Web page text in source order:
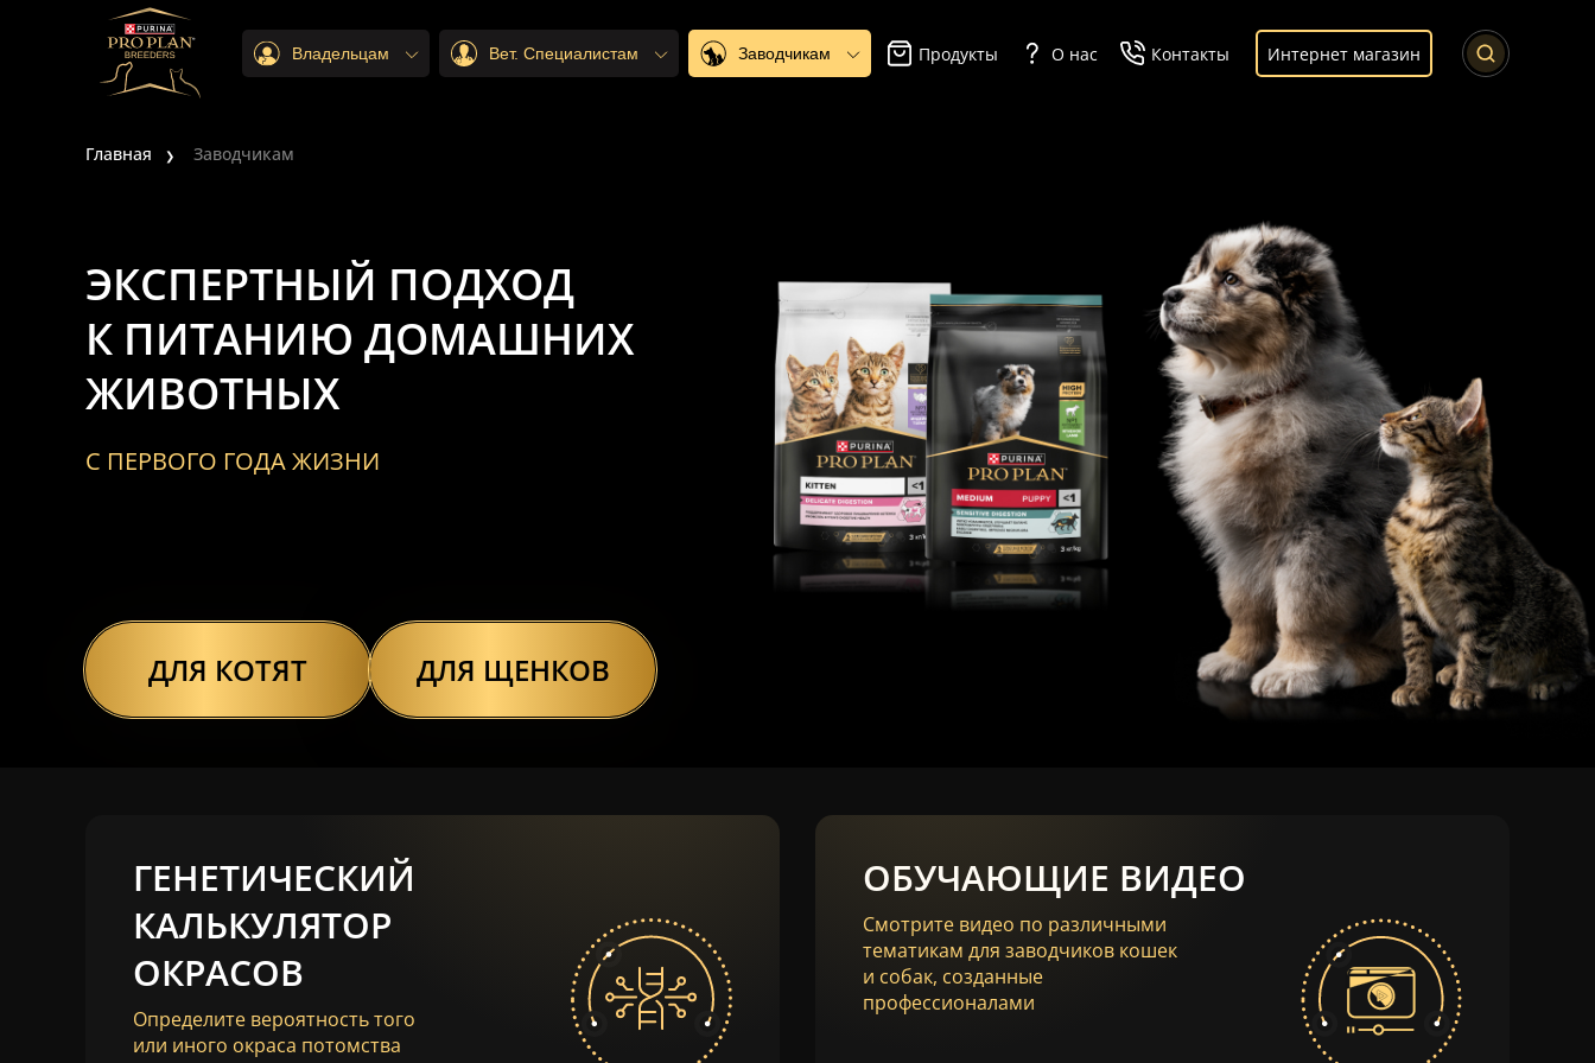
Владельцам Вет. Специалистам Заводчикам Продукты О нас Контакты Интернет магазин
Главная Заводчикам
ЭКСПЕРТНЫЙ ПОДХОД
К ПИТАНИЮ ДОМАШНИХ
ЖИВОТНЫХ
С ПЕРВОГО ГОДА ЖИЗНИ
ДЛЯ КОТЯТ ДЛЯ ЩЕНКОВ
ГЕНЕТИЧЕСКИЙ
КАЛЬКУЛЯТОР
ОКРАСОВ
Определите вероятность того
или иного окраса потомства
ОБУЧАЮЩИЕ ВИДЕО
Смотрите видео по различными
тематикам для заводчиков кошек
и собак, созданные
профессионалами